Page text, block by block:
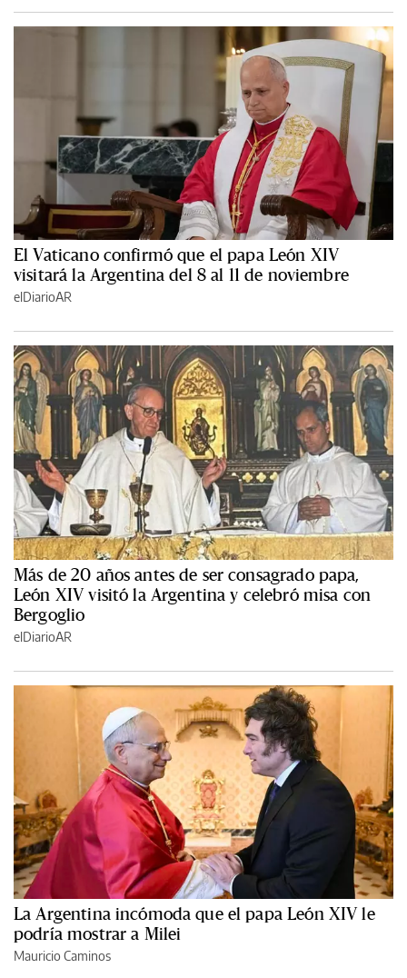
El Vaticano confirmó que el papa León XIV
visitará la Argentina del 8 al 11 de noviembre
elDiarioAR
Más de 20 años antes de ser consagrado papa,
León XIV visitó la Argentina y celebró misa con
Bergoglio
elDiarioAR
La Argentina incómoda que el papa León XIV le
podría mostrar a Milei
Mauricio Caminos